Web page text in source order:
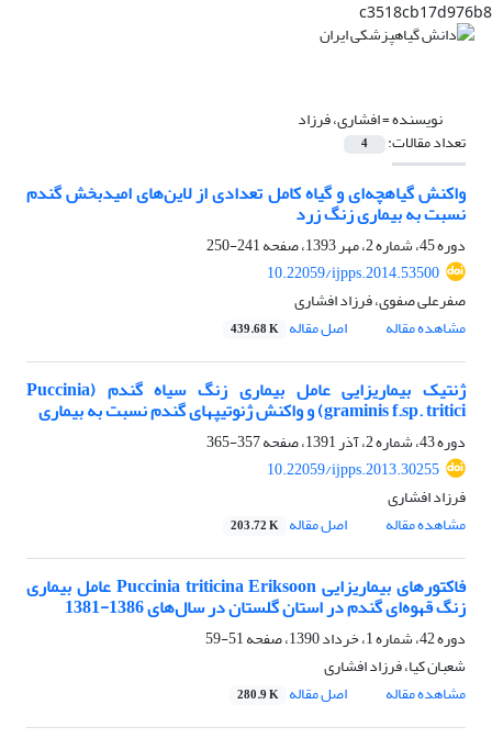
c3518cb17d976b8
نویسنده =افشاری، فرزاد
تعداد مقالات: 4
واکنش گیاهچه‌ای و گیاه کامل تعدادی از لاین‌های امیدبخش گندم
نسبت به بیماری زنگ زرد
دوره 45، شماره 2، مهر 1393، صفحه
241-250
10.22059/ijpps.2014.53500
صفرعلی صفوی، فرزاد افشاری
مشاهده مقاله
اصل مقاله 439.68 K
ژنتیک بیماریزایی عامل بیماری زنگ سیاه گندم (Puccinia
graminis f.sp. tritici) و واکنش ژنوتیپهای گندم نسبت به بیماری
دوره 43، شماره 2، آذر 1391، صفحه
357-365
10.22059/ijpps.2013.30255
فرزاد افشاری
مشاهده مقاله
اصل مقاله 203.72 K
فاکتورهای بیماریزایی Puccinia triticina Eriksoon عامل بیماری
زنگ قهوه‌ای گندم در استان گلستان در سال‌های 1386-1381
دوره 42، شماره 1، خرداد 1390، صفحه
51-59
شعبان کیا، فرزاد افشاری
مشاهده مقاله
اصل مقاله 280.9 K